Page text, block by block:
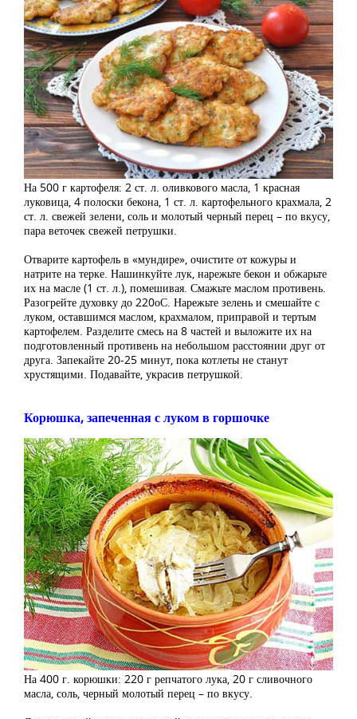
На 500 г картофеля: 2 ст. л. оливкового масла, 1 красная
луковица, 4 полоски бекона, 1 ст. л. картофельного крахмала, 2
ст. л. свежей зелени, соль и молотый черный перец – по вкусу,
пара веточек свежей петрушки.
Отварите картофель в «мундире», очистите от кожуры и
натрите на терке. Нашинкуйте лук, нарежьте бекон и обжарьте
их на масле (1 ст. л.), помешивая. Смажьте маслом противень.
Разогрейте духовку до 220оС. Нарежьте зелень и смешайте с
луком, оставшимся маслом, крахмалом, приправой и тертым
картофелем. Разделите смесь на 8 частей и выложите их на
подготовленный противень на небольшом расстоянии друг от
друга. Запекайте 20-25 минут, пока котлеты не станут
хрустящими. Подавайте, украсив петрушкой.
Корюшка, запеченная с луком в горшочке
На 400 г. корюшки: 220 г репчатого лука, 20 г сливочного
масла, соль, черный молотый перец – по вкусу.